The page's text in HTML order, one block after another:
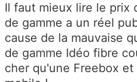
Il faut mieux lire le prix
de gamme a un réel
cause de la mauvaise
de gamme Idéo fibre
cher qu'une Freebox